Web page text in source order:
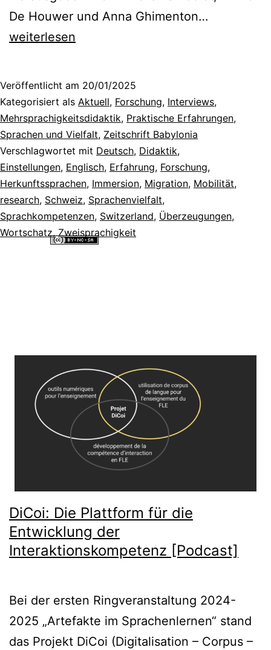
De Houwer und Anna Ghimenton…
Einblick
3/24
weiterlesen
Veröffentlicht am 20/01/2025
Kategorisiert als Aktuell, Forschung, Interviews,
Mehrsprachigkeitsdidaktik, Praktische Erfahrungen,
Sprachen und Vielfalt, Zeitschrift Babylonia
Verschlagwortet mit Deutsch, Didaktik,
Einstellungen, Englisch, Erfahrung, Forschung,
Herkunftssprachen, Immersion, Migration, Mobilität,
research, Schweiz, Sprachenvielfalt,
Sprachkompetenzen, Switzerland, Überzeugungen,
Wortschatz, Zweisprachigkeit
DiCoi: Die Plattform für die
Entwicklung der
Interaktionskompetenz [Podcast]
Bei der ersten Ringveranstaltung 2024-
2025 „Artefakte im Sprachenlernen“ stand
das Projekt DiCoi (Digitalisation – Corpus –